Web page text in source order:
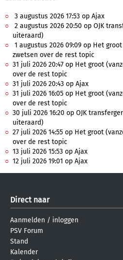
3 augustus 2026 17:53 op Ajax
2 augustus 2026 20:50 op OJK
uiteraard)
1 augustus 2026 09:09 op Het
zwetsen over de rest topic
31 juli 2026 20:47 op Het groot
over de rest topic
31 juli 2026 20:43 op Ajax
31 juli 2026 16:05 op Het groot
over de rest topic
30 juli 2026 16:20 op OJK
uiteraard)
27 juli 2026 14:55 op Het groot
over de rest topic
13 juli 2026 15:53 op Ajax
12 juli 2026 19:01 op Ajax
Direct naar
Aanmelden / inloggen
PSV Forum
Stand
Kalender